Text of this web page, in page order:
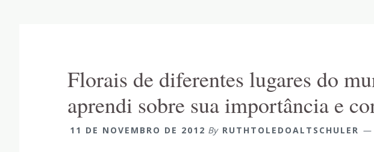
Florais de diferentes lugares do
aprendi sobre sua importância e
11 DE NOVEMBRO DE 2012 By RUTHTOLEDOALTSCHULER